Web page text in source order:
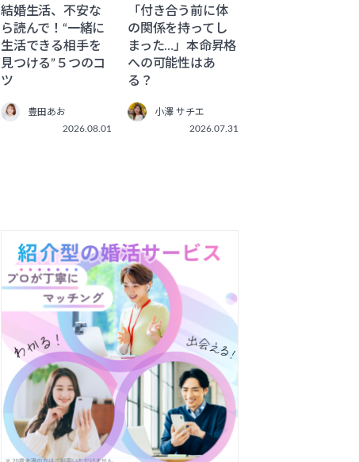
結婚生活、不安な
ら読んで！“一緒に
生活できる相手を
見つける”５つのコ
ツ
豊田あお
2026.08.01
「付き合う前に体
の関係を持ってし
まった…」本命昇格
への可能性はあ
る？
小澤 サチエ
2026.07.31